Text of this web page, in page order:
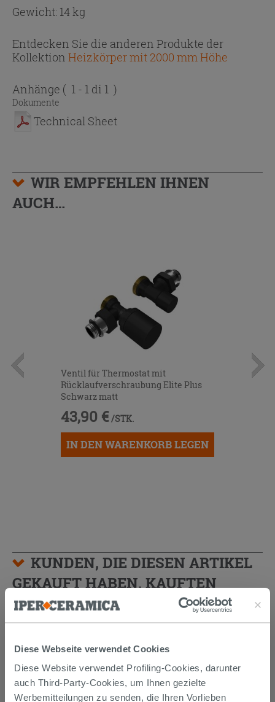
Diese Webseite verwendet Cookies
Diese Website verwendet Profiling-Cookies, darunter
auch Third-Party-Cookies, um Ihnen gezielte
Werbemitteilungen zu senden, die Ihren Vorlieben
Gewicht: 14 kg
Entdecken Sie die anderen Produkte der
Kollektion Heizkörper mit 2000 mm Höhe
Anhänge ( 1 - 1 di 1 )
Dokumente
Technical Sheet
WIR EMPFEHLEN IHNEN
AUCH…
Ventil für Thermostat mit
Rücklaufverschraubung Elite Plus
Schwarz matt
43,90 € /STK.
IN DEN WARENKORB LEGEN
KUNDEN, DIE DIESEN ARTIKEL
GEKAUFT HABEN, KAUFTEN
AUCH...